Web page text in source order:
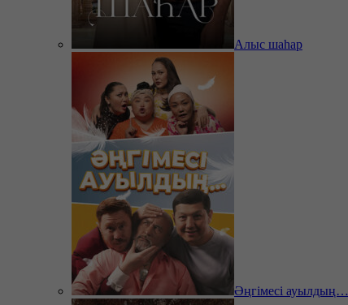
Алыс шаһар
Әңгімесі ауылдың…